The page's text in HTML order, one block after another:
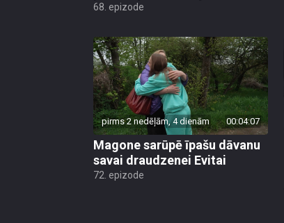
68. epizode
pirms 2 nedēļām, 4 dienām 00:04:07
Magone sarūpē īpašu dāvanu
savai draudzenei Evitai
72. epizode